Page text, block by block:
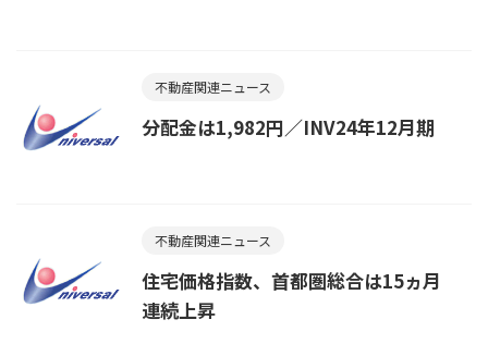
不動産関連ニュース
分配金は1,982円／INV24年12月期
不動産関連ニュース
住宅価格指数、首都圏総合は15ヵ月
連続上昇